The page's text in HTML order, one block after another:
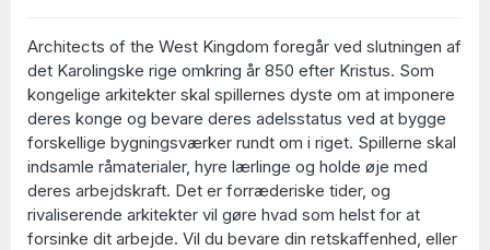
Architects of the West Kingdom foregår ved slutningen af
det Karolingske rige omkring år 850 efter Kristus. Som
kongelige arkitekter skal spillernes dyste om at imponere
deres konge og bevare deres adelsstatus ved at bygge
forskellige bygningsværker rundt om i riget. Spillerne skal
indsamle råmaterialer, hyre lærlinge og holde øje med
deres arbejdskraft. Det er forræderiske tider, og
rivaliserende arkitekter vil gøre hvad som helst for at
forsinke dit arbejde. Vil du bevare din retskaffenhed, eller